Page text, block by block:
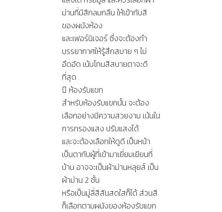
ม่านที่มีสีกลมกลืน ให้เข้ากับสี
ของผนังห้อง
และเฟอร์นิเจอร์ ซึ่งจะต้องทำ
บรรยากาศให้รู้สึกสบาย ๆ ไม่
อึดอัด เน้นโทนสีสบายตาจะดี
ที่สุด
 ห้องรับแขก
สำหรับห้องรับแขกนั้น จะต้อง
เลือกอย่างมีความสวยงาม เน้นใน
การกรองแสง ปรับแสงได้
และจะต้องเลือกให้ดูดี เป็นหน้า
เป็นตากับผู้ที่เข้ามาเยี่ยมเยียนที่
บ้าน อาจจะเป็นผ้าม่านหลุยส์ เป็น
ผ้าม่าน 2 ชั้น
หรือเป็นมู่ลี่สีสันสดใสก็ได้ ส่วนสี
ก็เลือกตามผนังของห้องรับแขก